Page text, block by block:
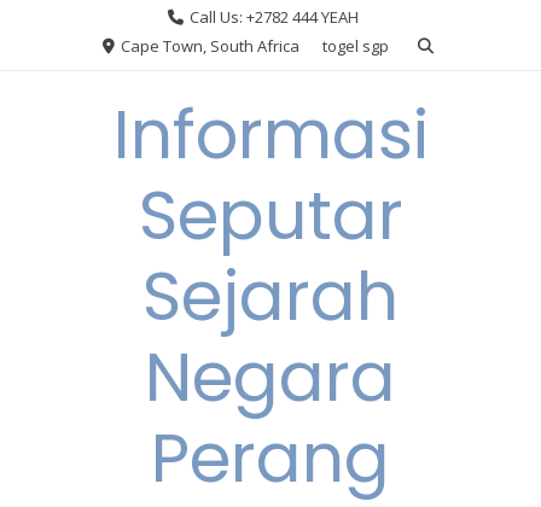
Call Us: +2782 444 YEAH
Cape Town, South Africa
togel sgp
Informasi
Seputar
Sejarah
Negara
Perang